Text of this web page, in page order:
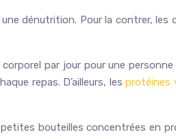
dénutrition. Pour la contrer,
par jour pour une
repas. D’ailleurs, lesprotéines
petites bouteilles concentrées en